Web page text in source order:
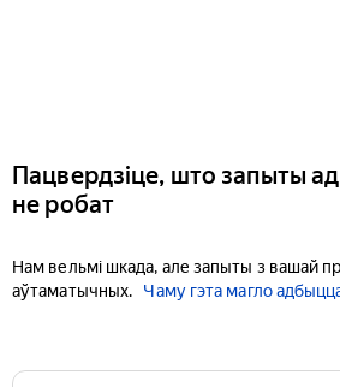
Пацвердзіце, што запыты
не робат
Нам вельмі шкада, але запыты з вашай
аўтаматычных.
Чаму гэта магло